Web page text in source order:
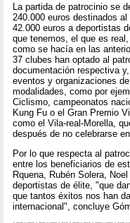
La partida de patrocinio se
240.000 euros destinados
42.000 euros a deportistas
que tenemos, el que es
como se hacía en las
37 clubes han optado al
documentación respectiva
eventos y organizaciones
modalidades, como por
Ciclismo, campeonatos
Kung Fu o el Gran Premio
como el Vila-real-Morella,
después de no celebrarse
Por lo que respecta al
entre los beneficiarios de
Rquena, Rubén Solera,
deportistas de élite, "que
que tantos éxitos nos han
internacional", concluye